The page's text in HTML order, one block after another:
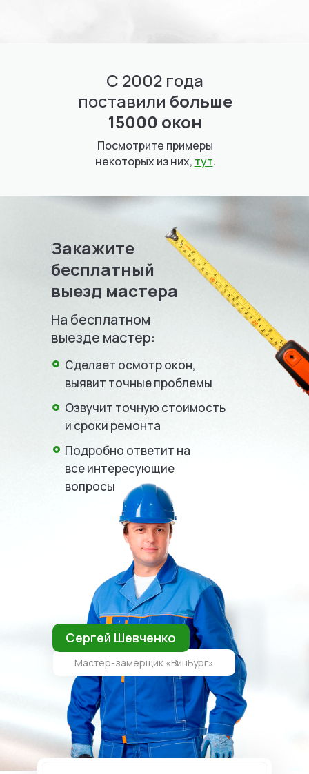
С 2002 года
поставили больше
15000 окон
Посмотрите примеры
некоторых из них, тут.
На бесплатном
выезде мастер:
Закажите
бесплатный
выезд мастера
Сделает осмотр окон,
выявит точные проблемы
Подробно ответит на
все интересующие
вопросы
Озвучит точную стоимость
и сроки ремонта
Сергей Шевченко
Мастер-замерщик «ВинБург»